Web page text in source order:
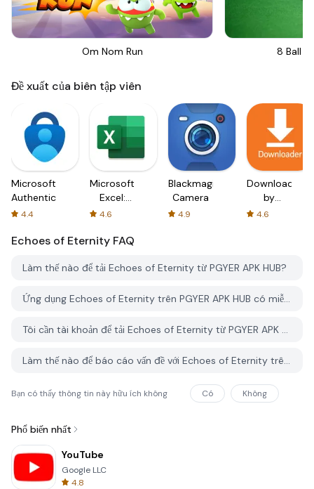
Om Nom Run 8 Ball
Đề xuất của biên tập viên
Microsoft
Authenticator
4.4
Microsoft
Excel:
Spreadsheets
4.6
Blackmagic
Camera
4.9
Downloader
by
AFTVnews
4.6
Echoes of Eternity FAQ
Làm thế nào để tải Echoes of Eternity từ PGYER APK HUB?
Ứng dụng Echoes of Eternity trên PGYER APK HUB có miễn phí không?
Tôi cần tài khoản để tải Echoes of Eternity từ PGYER APK HUB không?
Làm thế nào để báo cáo vấn đề với Echoes of Eternity trên PGYER APK HUB?
Bạn có thấy thông tin này hữu ích không Có Không
Phổ biến nhất
YouTube
Google LLC
4.8